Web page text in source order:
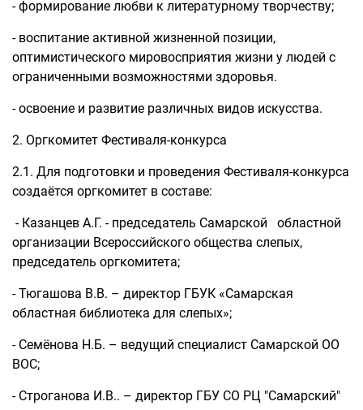
- формирование любви к литературному творчеству;
- воспитание активной жизненной позиции,
оптимистического мировосприятия жизни у людей с
ограниченными возможностями здоровья.
- освоение и развитие различных видов искусства.
2. Оргкомитет Фестиваля-конкурса
2.1. Для подготовки и проведения Фестиваля-конкурса
создаётся оргкомитет в составе:
- Казанцев А.Г. - председатель Самарской областной
организации Всероссийского общества слепых,
председатель оргкомитета;
- Тюгашова В.В. – директор ГБУК «Самарская
областная библиотека для слепых»;
- Семёнова Н.Б. – ведущий специалист Самарской ОО
ВОС;
- Строганова И.В.. – директор ГБУ СО РЦ "Самарский"